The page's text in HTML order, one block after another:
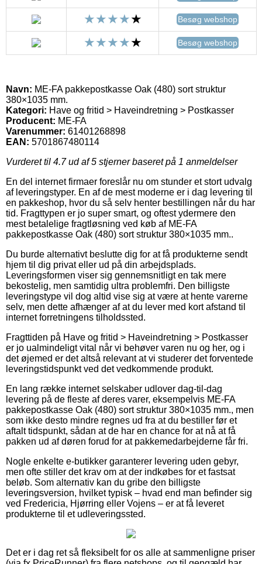
Besøg webshop
Besøg webshop
Navn: ME-FA pakkepostkasse Oak (480) sort struktur
380×1035 mm.
Kategori: Have og fritid > Haveindretning > Postkasser
Producent: ME-FA
Varenummer: 61401268898
EAN: 5701867480114
Vurderet til 4.7ud af 5 stjerner baseret på 1 anmeldelser
En del internet firmaer foreslår nu om stunder et stort udvalg
af leveringstyper. En af de mest moderne er i dag levering til
en pakkeshop, hvor du så selv henter bestillingen når du har
tid. Fragttypen er jo super smart, og oftest ydermere den
mest betalelige fragtløsning ved køb af ME-FA
pakkepostkasse Oak (480) sort struktur 380×1035 mm..
Du burde alternativt beslutte dig for at få produkterne sendt
hjem til dig privat eller ud på din arbejdsplads.
Leveringsformen viser sig gennemsnitligt en tak mere
bekostelig, men samtidig ultra problemfri. Den billigste
leveringstype vil dog altid vise sig at være at hente varerne
selv, men dette afhænger af at du lever med kort afstand til
internet forretningens tilholdssted.
Fragttiden på Have og fritid > Haveindretning > Postkasser
er jo ualmindeligt vital når vi behøver varen nu og her, og i
det øjemed er det altså relevant at vi studerer det forventede
leveringstidspunkt ved det vedkommende produkt.
En lang række internet selskaber udlover dag-til-dag
levering på de fleste af deres varer, eksempelvis ME-FA
pakkepostkasse Oak (480) sort struktur 380×1035 mm., men
som ikke desto mindre regnes ud fra at du bestiller før et
aftalt tidspunkt, sådan at de har en chance for at nå at få
pakken ud af døren forud for at pakkemedarbejderne får fri.
Nogle enkelte e-butikker garanterer levering uden gebyr,
men ofte stiller det krav om at der indkøbes for et fastsat
beløb. Som alternativ kan du gribe den billigste
leveringsversion, hvilket typisk – hvad end man befinder sig
ved Fredericia, Hjørring eller Vojens – er at få leveret
produkterne til et udleveringssted.
Det er i dag ret så fleksibelt for os alle at sammenligne priser